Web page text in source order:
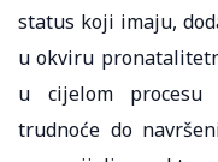
status koji imaju,
u okviru
u cijelom procesu
trudnoće do